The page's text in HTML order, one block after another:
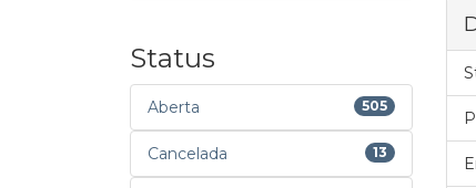
Status
Aberta 505
Cancelada 13